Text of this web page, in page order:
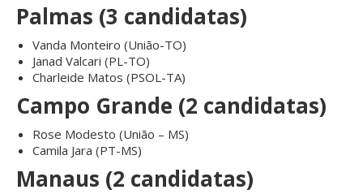
Palmas (3 candidatas)
Vanda Monteiro (União-TO)
Janad Valcari (PL-TO)
Charleide Matos (PSOL-TA)
Campo Grande (2 candidatas)
Rose Modesto (União – MS)
Camila Jara (PT-MS)
Manaus (2 candidatas)